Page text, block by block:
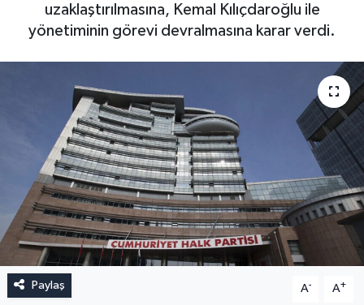
uzaklaştırılmasına, Kemal Kılıçdaroğlu ile
yönetiminin görevi devralmasına karar verdi.
Paylaş A- A+